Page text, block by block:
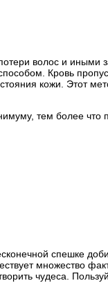
волос и иными
Кровь
кожи. Этот
тем более
спешке
множество
чудеса.